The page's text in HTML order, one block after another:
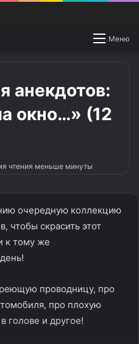
Меню
Switch
анекдотов:
окно…» (12
чтения меньше минуты
очередную коллекцию
чтобы скрасить этот
к тому же
проводницу, про
про плохую
голове и другое!